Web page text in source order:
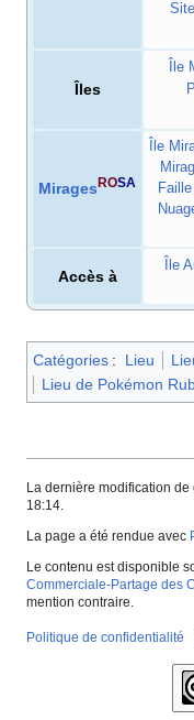
Îles
Île
MiragesROSA
Île
Accès à
Île
Catégories : Lieu
Lieu de Pokémon
La dernière modification
18:14.
La page a été rendue avec
Le contenu est disponible
Commerciale-Partage des
mention contraire.
Politique de confidentialité